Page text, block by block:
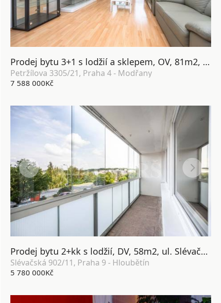
Prodej bytu 3+1 s lodžií a sklepem, OV, 81m2, ul. Petržílova 3305/21, Praha 4 - Modřany
Petržílova 3305/21, Praha 4 - Modřany
7 588 000Kč
Prodej bytu 2+kk s lodžií, DV, 58m2, ul. Slévačská 902/11, Praha 9 - Hloubětín
Slévačská 902/11, Praha 9 - Hloubětín
5 780 000Kč